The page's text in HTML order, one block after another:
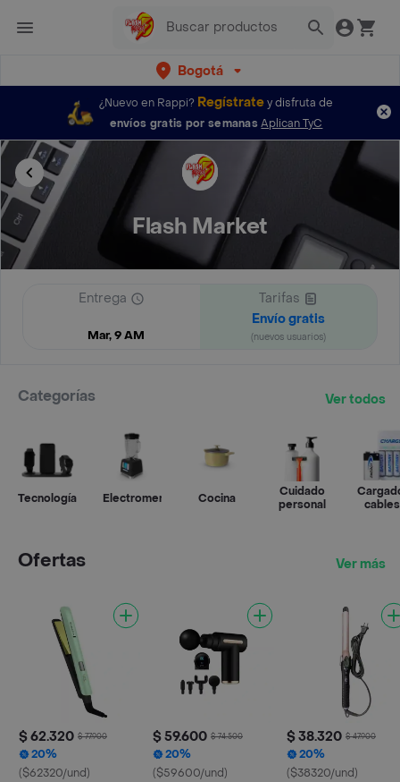
Bogotá
¿Nuevo en Rappi? Regístratey disfruta de
envíos gratis por semanas Aplican TyC
Flash Market
Entrega
Mar, 9 AM
Tarifas
Envío gratis
(nuevos usuarios)
Categorías Ver todos
Tecnología Electromenor Cocina
Cuidado
personal
Ofertas Ver más
$ 62.320 $ 77.900
20%
($62320/und)
$ 59.600 $ 74.500
20%
($59600/und)
$ 38.320 $ 47.900
20%
($38320/und)